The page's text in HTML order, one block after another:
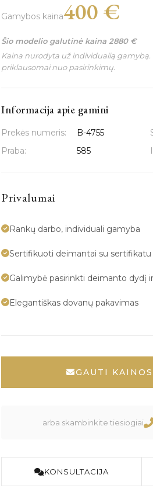
Gamybos kaina400 €
Šio modelio galutinė kaina 2880 €
Kaina nurodyta už individualią gamybą.
priklausomai nuo pasirinkimų.
Informacija apie gamini
Prekės numeris: B-4755
Praba:
585
Privalumai
Rankų darbo, individuali gamyba
Sertifikuoti deimantai su sertifikatu
Galimybė pasirinkti deimanto dydį
Elegantiškas dovanų pakavimas
GAUTI
arba skambinkite tiesiogiai
KONSULTACIJA